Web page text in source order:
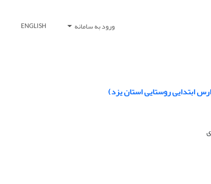
ورود به سامانه ENGLISH
ابتدایی روستایی استان یزد)